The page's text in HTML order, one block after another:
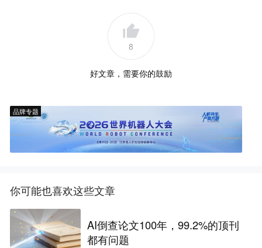
8
好文章，需要你的鼓励
品牌专题
你可能也喜欢这些文章
AI倒查论文100年，99.2%的顶刊
都有问题